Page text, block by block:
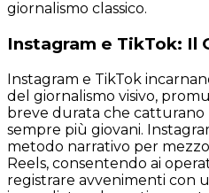
giornalismo classico.
Instagram e TikTok: Il
Instagram e TikTok
del giornalismo visivo,
breve durata che catturano
sempre più giovani.
metodo narrativo per
Reels, consentendo ai
registrare avvenimenti con